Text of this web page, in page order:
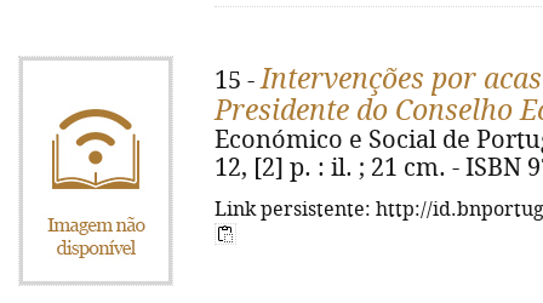
15 -Intervenções por
Presidente do Conselho
Económico e Social de
12, [2] p. : il. ; 21 cm. - ISBN
Link persistente: http://